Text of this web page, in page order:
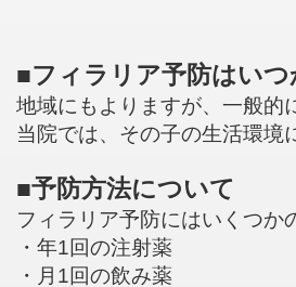
■フィラリア予防はいつ
地域にもよりますが、一般的
当院では、その子の生活環境
■予防方法について
フィラリア予防にはいくつか
・年1回の注射薬
・月1回の飲み薬